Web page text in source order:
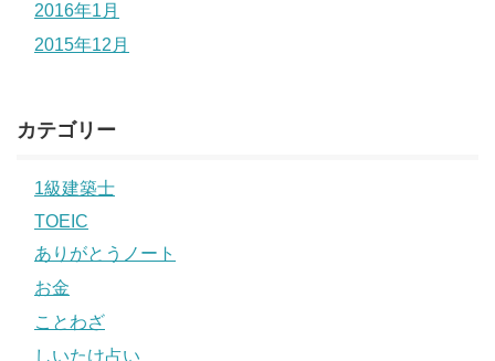
2016年1月
2015年12月
カテゴリー
1級建築士
TOEIC
ありがとうノート
お金
ことわざ
しいたけ占い